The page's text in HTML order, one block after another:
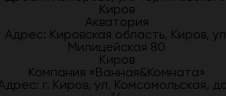
Киров
Акватория
Адрес: Кировская область, Киров,
Милицейская 80
Киров
Компания «Ванная&Комната»
г. Киров, ул. Комсомольская,